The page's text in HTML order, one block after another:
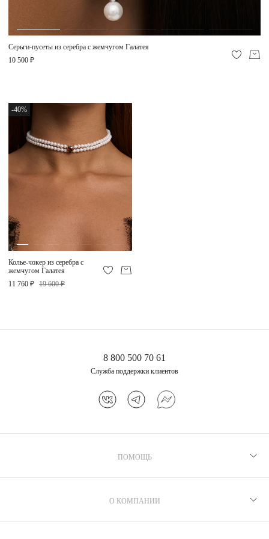
Серьги-пусеты из серебра с жемчугом Галатея
10 500 ₽
-40%
Колье-чокер из серебра с
жемчугом Галатея
11 760 ₽ 19 600 ₽
8 800 500 70 61
Служба поддержки клиентов
ПОМОЩЬ
Рекомендации по уходу
О КОМПАНИИ
Производство